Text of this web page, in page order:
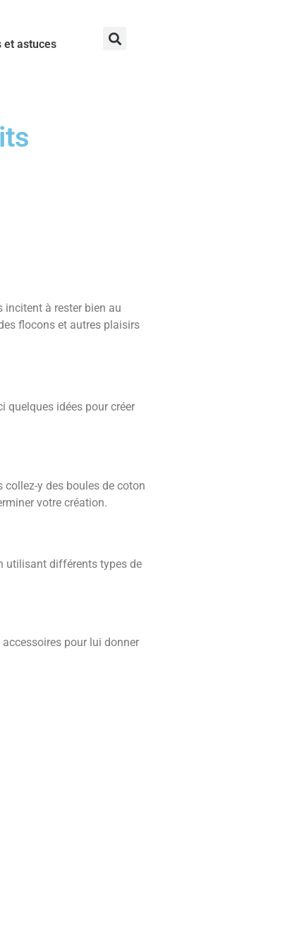
et astuces
incitent à rester bien au
flocons et autres plaisirs
quelques idées pour créer
collez-y des boules de coton
votre création.
utilisant différents types de
pour lui donner